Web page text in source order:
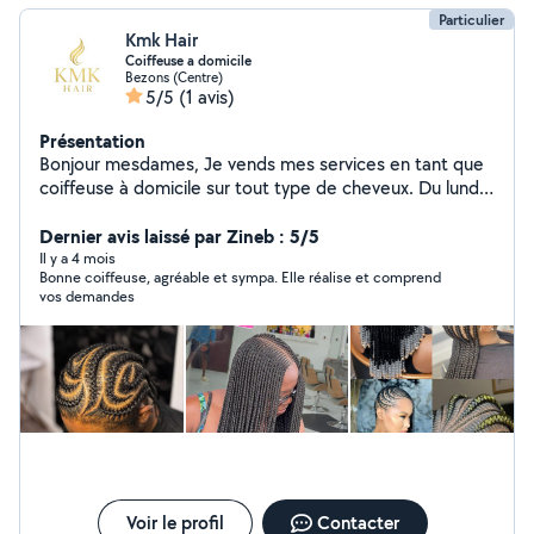
Particulier
Kmk Hair
Coiffeuse a domicile
Bezons (Centre)
5/5 (1 avis)
Présentation
Bonjour mesdames, Je vends mes services en tant que
coiffeuse à domicile sur tout type de cheveux. Du lundi
Dernier avis laissé par Zineb : 5/5
Il y a 4 mois
Bonne coiffeuse, agréable et sympa. Elle réalise et comprend
vos demandes
Voir le profil Contacter